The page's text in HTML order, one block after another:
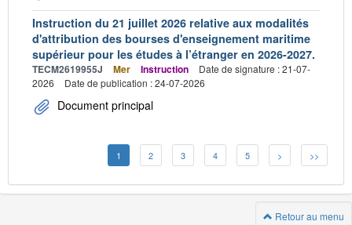
Instruction du 21 juillet 2026 relative aux modalités
d'attribution des bourses d'enseignement maritime
supérieur pour les études à l’étranger en 2026-2027.
TECM2619955J Mer Instruction
Date de signature : 21-07-
2026
Date de publication : 24-07-2026
Document principal
1 2 3 4 5 > >>
Retour au menu